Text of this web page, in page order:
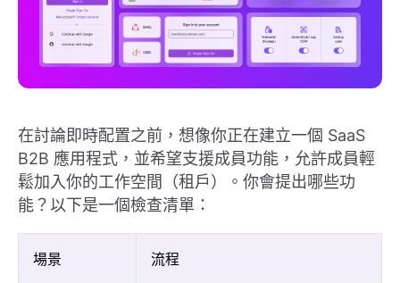
在討論即時配置之前，想像你正在建立一個 SaaS
B2B 應用程式，並希望支援成員功能，允許成員輕
鬆加入你的工作空間（租戶）。你會提出哪些功
能？以下是一個檢查清單：
場景 流程